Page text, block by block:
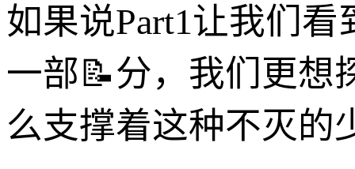
如果说Part1让我们
一部📝分，我们更想
么支撑着这种不灭的